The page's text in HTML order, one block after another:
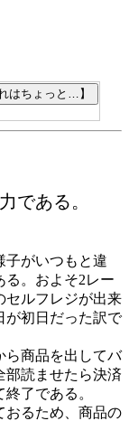
である。
がいつもと違
る。およそ2レー
セルフレジが出来
が初日だった訳で
ら商品を出してバ
部読ませたら決済
了である。
おるため、商品の